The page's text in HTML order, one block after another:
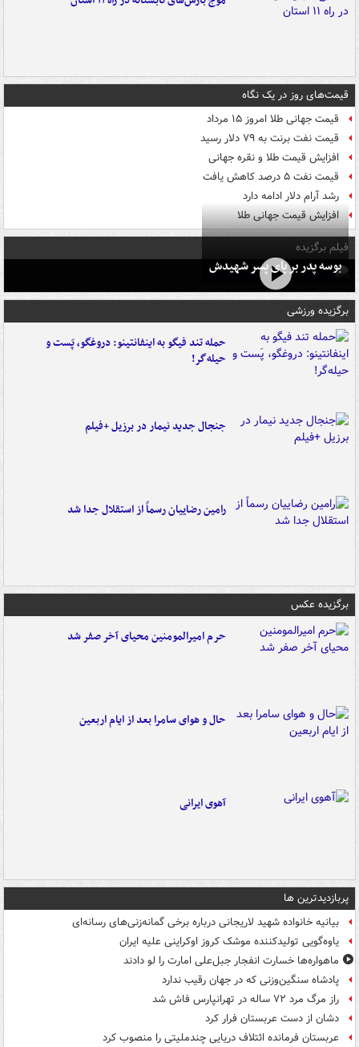
قیمت‌های روز در یک نگاه
قیمت جهانی طلا امروز ۱۵ مرداد
قیمت نفت برنت به ۷۹ دلار رسید
افزایش قیمت طلا و نقره جهانی
قیمت نفت ۵ درصد کاهش یافت
رشد آرام دلار ادامه دارد
افزایش قیمت جهانی طلا
فیلم برگزیده
بوسه‌ پدر بر پای پسر شهیدش
برگزیده ورزشی
حمله تند فیگو به اینفانتینو: دروغگو، پَست‌ و
حیله‌گر!
جنجال جدید نیمار در برزیل +فیلم
رامین رضاییان رسماً از استقلال جدا شد
برگزیده عکس
حرم امیرالمومنین محیای آخر صفر شد
حال و هوای سامرا بعد از ایام اربعین
آهوی ایرانی
پربازدیدترین ها
بیانیه خانواده شهید لاریجانی درباره برخی گمانه‌زنی‌های رسانه‌ای
یاوه‌گویی تولیدکننده موشک کروز اوکراینی علیه ایران
ماهواره‌ها خسارت انفجار جبل‌علی امارت را لو دادند
پادشاه سنگین‌وزنی که در جهان رقیب ندارد
راز مرگ مرد ۷۲ ساله در تهرانپارس فاش شد
دشان از دست عربستان فرار کرد
عربستان فرمانده ائتلاف دریایی چندملیتی را منصوب کرد